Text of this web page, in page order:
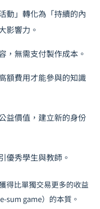
動」轉化為「持續的內
影響力。
，無需支付製作成本。
額費用才能參與的知識
益價值，建立新的身份
優秀學生與教師。
得比單獨交易更多的收益
game）的本質。